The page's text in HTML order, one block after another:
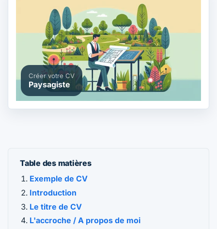
Créer votre CV
Paysagiste
Table des matières
Exemple de CV
Introduction
Le titre de CV
L'accroche / A propos de moi